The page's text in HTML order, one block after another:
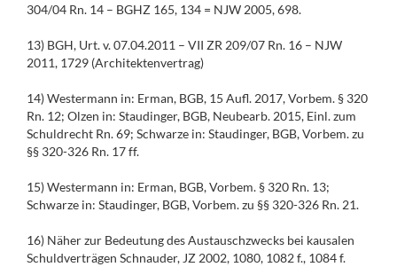
304/04 Rn. 14 – BGHZ 165, 134 = NJW 2005, 698.
13) BGH, Urt. v. 07.04.2011 – VII ZR 209/07 Rn. 16 – NJW
2011, 1729 (Architektenvertrag)
14) Westermann in: Erman, BGB, 15 Aufl. 2017, Vorbem. § 320
Rn. 12; Olzen in: Staudinger, BGB, Neubearb. 2015, Einl. zum
Schuldrecht Rn. 69; Schwarze in: Staudinger, BGB, Vorbem. zu
§§ 320-326 Rn. 17 ff.
15) Westermann in: Erman, BGB, Vorbem. § 320 Rn. 13;
Schwarze in: Staudinger, BGB, Vorbem. zu §§ 320-326 Rn. 21.
16) Näher zur Bedeutung des Austauschzwecks bei kausalen
Schuldverträgen Schnauder, JZ 2002, 1080, 1082 f., 1084 f.